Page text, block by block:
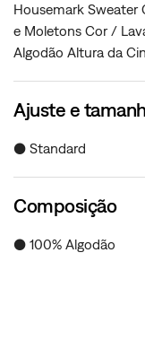
Housemark Sweater
e Moletons Cor /
Algodão Altura da
Ajuste e
● Standard
Composição
● 100% Algodão